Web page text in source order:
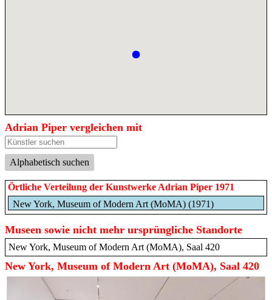
Adrian Piper vergleichen mit
Alphabetisch suchen
Örtliche Verteilung der Kunstwerke Adrian Piper 1971
New York, Museum of Modern Art (MoMA) (1971)
Museen sowie nicht mehr ursprüngliche Standorte
New York, Museum of Modern Art (MoMA), Saal 420
New York, Museum of Modern Art (MoMA), Saal 420